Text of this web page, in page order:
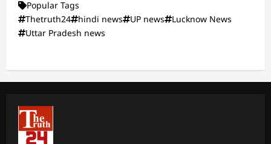
Popular Tags
Thetruth24
hindi news UP news
Lucknow News
Uttar Pradesh news